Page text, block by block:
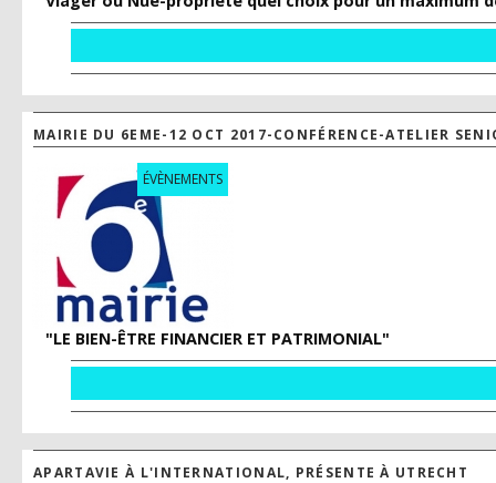
MAIRIE DU 6EME-12 OCT 2017-CONFÉRENCE-ATELIER
ÉVÈNEMENTS
"LE BIEN-ÊTRE FINANCIER ET PATRIMONIAL"
APARTAVIE À L'INTERNATIONAL, PRÉSENTE À UTRECHT